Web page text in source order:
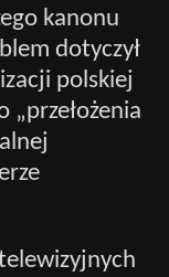
kanonu
dotyczył
polskiej